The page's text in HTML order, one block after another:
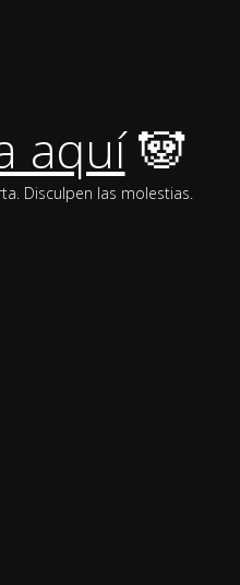
aquí🐼
Disculpen las molestias.